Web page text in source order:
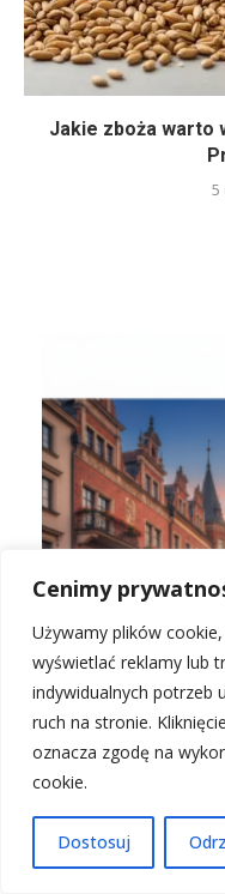
Cenimy
Używamy plików
wyświetlać reklamy lub
indywidualnych potrzeb
ruch na stronie.
oznacza zgodę na
cookie.
Dostosuj
Jakie zboża warto
5
Zanim wyjedziesz
hotele!